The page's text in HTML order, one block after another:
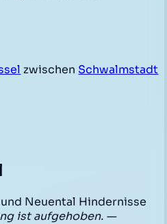
zwischen Schwalmstadt
Neuental Hindernisse
ist aufgehoben. —